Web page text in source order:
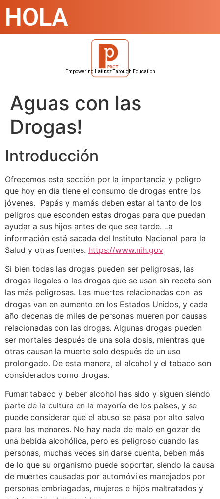
HOLA
Empowering Latinos Through Education
Aguas con las
Drogas!
Introducción
Ofrecemos esta sección por la importancia y peligro
que hoy en día tiene el consumo de drogas entre los
jóvenes. Papás y mamás deben estar al tanto de los
peligros que esconden estas drogas para que puedan
ayudar a sus hijos antes de que sea tarde. La
información está sacada del Instituto Nacional para la
Salud y otras fuentes. https://www.nih.gov
Si bien todas las drogas pueden ser peligrosas, las
drogas ilegales o las drogas que se usan sin receta son
las más peligrosas. Las muertes relacionadas con las
drogas van en aumento en los Estados Unidos, y cada
año decenas de miles de personas mueren por causas
relacionadas con las drogas. Algunas drogas pueden
ser mortales después de una sola dosis, mientras que
otras causan la muerte solo después de un uso
prolongado. De esta manera, el alcohol y el tabaco son
considerados como drogas.
Fumar tabaco y beber alcohol has sido y siguen siendo
parte de la cultura en la mayoría de los países, y se
puede considerar que el abuso se pasa por alto salvo
para los menores. No hay nada de malo en gozar de
una bebida alcohólica, pero es peligroso cuando las
personas, muchas veces sin darse cuenta, beben más
de lo que su organismo puede soportar, siendo la causa
de muertes causadas por automóviles manejados por
personas embriagadas, mujeres e hijos maltratados y